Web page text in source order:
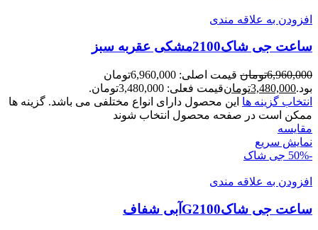
افزودن به علاقه مندی
ساعت جی شاک2100مشکی عقربه سبز
6,960,000تومان
قیمت اصلی: 6,960,000تومان
بود.3,480,000تومانقیمت فعلی: 3,480,000تومان.
انتخاب گزینه ها این محصول دارای انواع مختلفی می باشد. گزینه ها
ممکن است در صفحه محصول انتخاب شوند
مقايسه
نمایش سریع
-50%
جی شاک
افزودن به علاقه مندی
ساعت جی شاکG2100آبی شفاف